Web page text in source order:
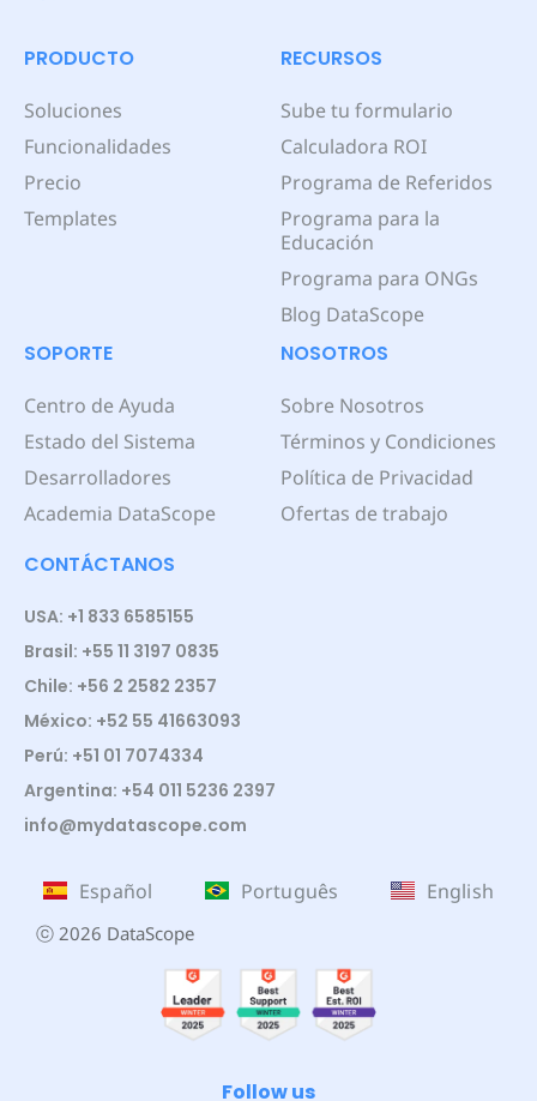
PRODUCTO
Soluciones
Funcionalidades
Precio
Templates
RECURSOS
Sube tu formulario
Calculadora ROI
Programa de Referidos
Programa para la
Educación
Programa para ONGs
Blog DataScope
SOPORTE
Centro de Ayuda
Estado del Sistema
Desarrolladores
Academia DataScope
NOSOTROS
Sobre Nosotros
Términos y Condiciones
Política de Privacidad
Ofertas de trabajo
CONTÁCTANOS
USA: +1 833 6585155
Brasil: +55 11 3197 0835
Chile: +56 2 2582 2357
México: +52 55 41663093
Perú: +51 01 7074334
Argentina: +54 011 5236 2397
info@mydatascope.com
Español Português English
ⓒ 2026 DataScope
Follow us